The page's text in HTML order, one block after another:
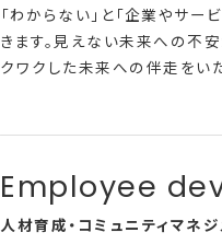
「わからない」と「企業やサ
きます。見えない未来への不
クワクした未来への伴走をいた
人材育成・コミュニティマネジ